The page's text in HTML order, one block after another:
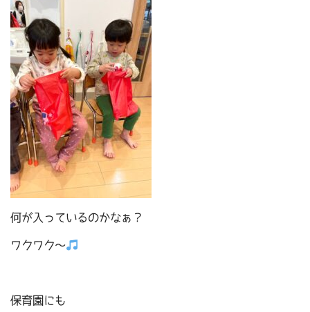
何が入っているのかなぁ？
ワクワク～
保育園にも